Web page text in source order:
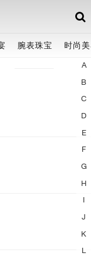
腕表珠宝 时尚
A
B
C
D
E
F
G
H
I
J
K
L